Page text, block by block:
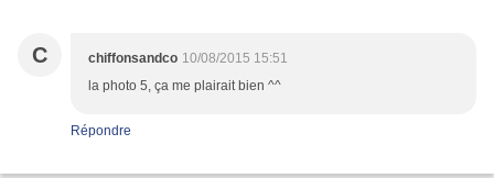
C chiffonsandco 10/08/2015 15:51
la photo 5, ça me plairait bien ^^
Répondre